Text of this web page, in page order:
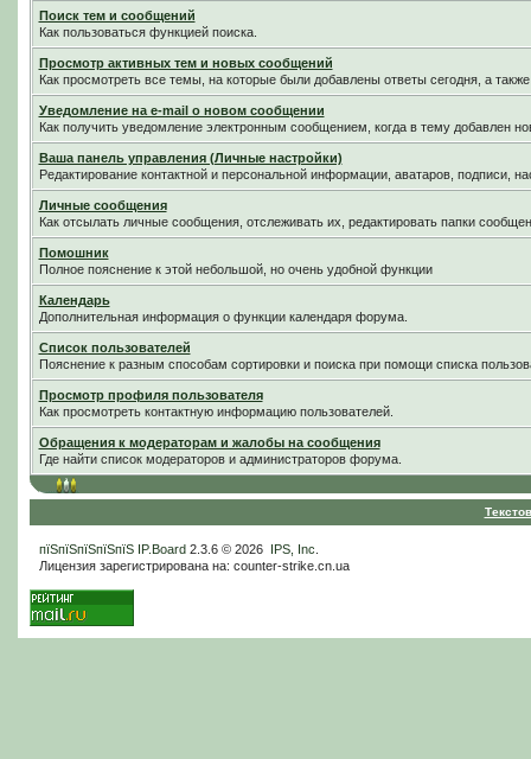
Поиск тем и сообщений
Как пользоваться функцией поиска.
Просмотр активных тем и новых сообщений
Как просмотреть все темы, на которые были добавлены ответы сегодня, а
Уведомление на е-mail о новом сообщении
Как получить уведомление электронным сообщением, когда в тему добавлен
Ваша панель управления (Личные настройки)
Редактирование контактной и персональной информации, аватаров, подписи,
Личные сообщения
Как отсылать личные сообщения, отслеживать их, редактировать папки
Помошник
Полное пояснение к этой небольшой, но очень удобной функции
Календарь
Дополнительная информация о функции календаря форума.
Список пользователей
Пояснение к разным способам сортировки и поиска при помощи списка
Просмотр профиля пользователя
Как просмотреть контактную информацию пользователей.
Обращения к модераторам и жалобы на сообщения
Где найти список модераторов и администраторов форума.
пїЅпїЅпїЅпїЅпїЅ IP.Board2.3.6 © 2026 IPS, Inc
Лицензия зарегистрирована на: counter-strike.cn.ua